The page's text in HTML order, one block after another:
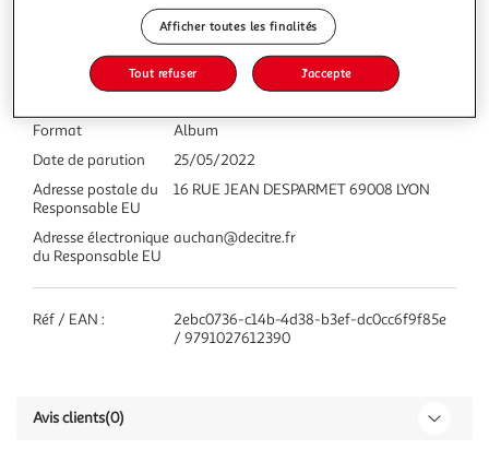
Format
Album
Date de parution
25/05/2022
Adresse postale du
Responsable EU
16 RUE JEAN DESPARMET 69008 LYON
Adresse électronique
du Responsable EU
auchan@decitre.fr
Réf / EAN :
2ebc0736-c14b-4d38-b3ef-dc0cc6f9f85e
/ 9791027612390
Avis clients(0)
Afficher toutes les finalités
Tout refuser J'accepte